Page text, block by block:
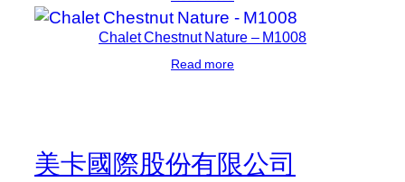
Chalet Chestnut Nature – M1008
Read more
美卡國際股份有限公司